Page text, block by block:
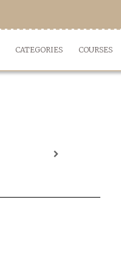
CATEGORIES COURSES